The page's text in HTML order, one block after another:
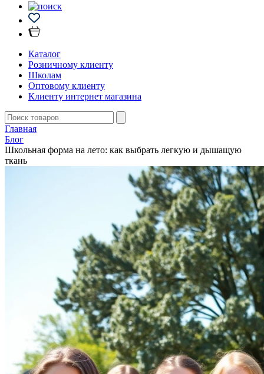
Каталог
Розничному клиенту
Школам
Оптовому клиенту
Клиенту интернет магазина
Главная
Блог
Школьная форма на лето: как выбрать легкую и дышащую
ткань